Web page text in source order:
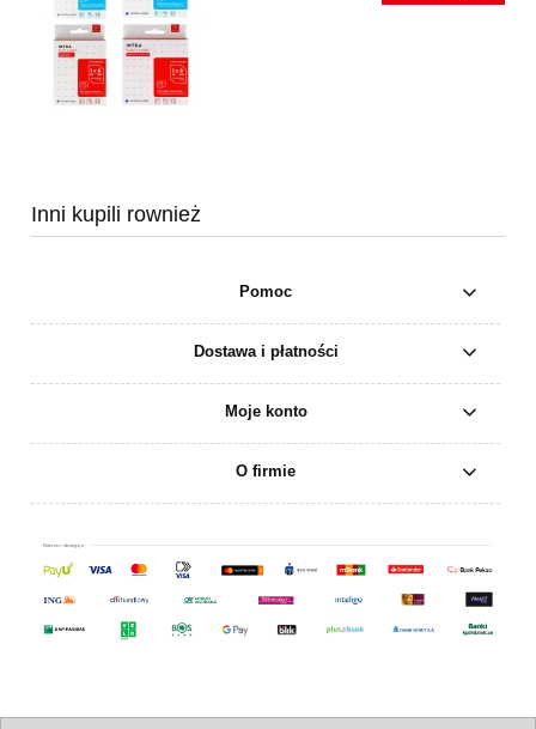
Inni kupili rownież
Pomoc
Dostawa i płatności
Moje konto
O firmie